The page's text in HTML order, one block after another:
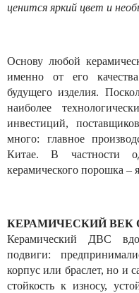
ценится яркий цвет и
Основу любой
именно от его качества
будущего изделия.
наиболее
инвестиций,
много: главное
Китае. В частности
керамического порошка –
КЕРАМИЧЕСКИЙ ВЕК
Керамический ДВС
подвиги:
корпус или браслет, но и
стойкость к износу,